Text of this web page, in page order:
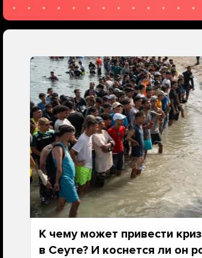
К чему может привести
в Сеуте? И коснется ли он